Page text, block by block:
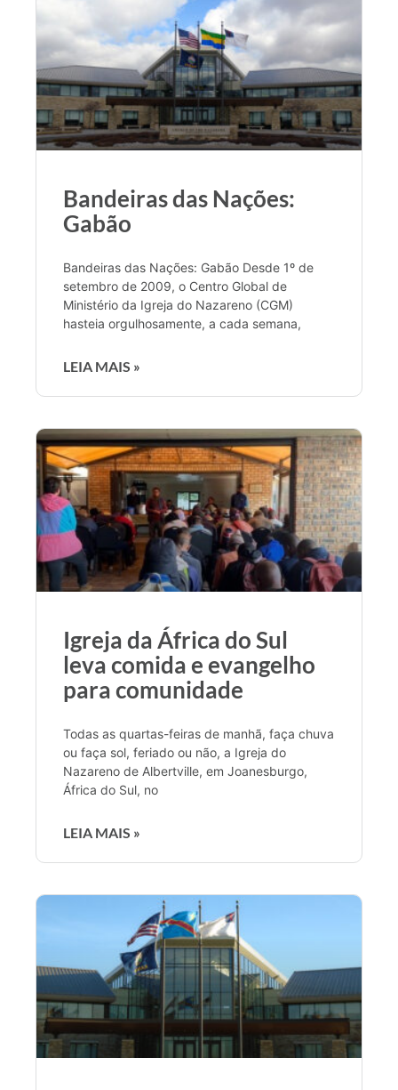
Bandeiras das Nações:
Gabão
Bandeiras das Nações: Gabão Desde 1º de
setembro de 2009, o Centro Global de
Ministério da Igreja do Nazareno (CGM)
hasteia orgulhosamente, a cada semana,
LEIA MAIS »
Igreja da África do Sul
leva comida e evangelho
para comunidade
Todas as quartas-feiras de manhã, faça chuva
ou faça sol, feriado ou não, a Igreja do
Nazareno de Albertville, em Joanesburgo,
África do Sul, no
LEIA MAIS »